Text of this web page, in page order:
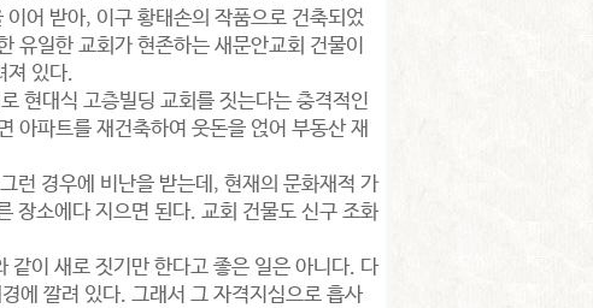
어 받아, 이구 황태손의 작품으로 건축되었
유일한 교회가 현존하는 새문안교회 건물이
져 있다.
현대식 고층빌딩 교회를 짓는다는 충격적인
아파트를 재건축하여 웃돈을 얹어 부동산 재
런 경우에 비난을 받는데, 현재의 문화재적 가
장소에다 지으면 된다. 교회 건물도 신구 조화
같이 새로 짓기만 한다고 좋은 일은 아니다. 다
에 깔려 있다. 그래서 그 자격지심으로 흡사